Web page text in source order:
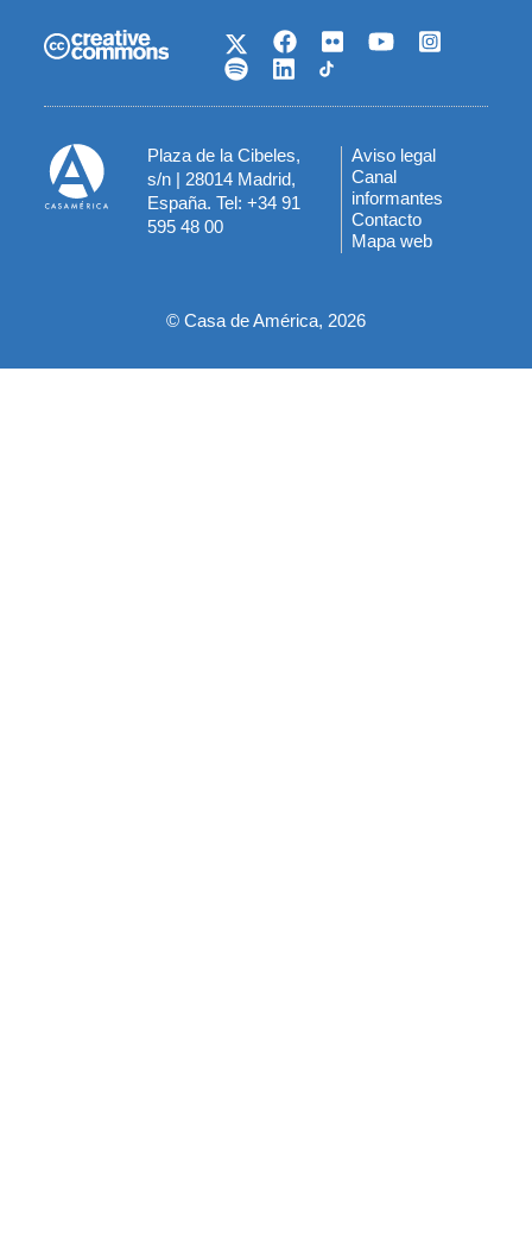
Plaza de la Cibeles,
s/n | 28014 Madrid,
España. Tel: +34 91
595 48 00
Menú
del
pie
Aviso legal
Canal
informantes
Contacto
Mapa web
© Casa de América, 2026